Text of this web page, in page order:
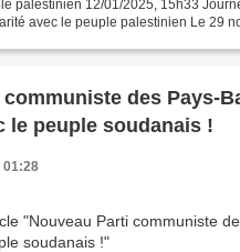
palestinien 12/01/2025, 15h33
avec le peuple palestinien Le 29
des Pays-
le peuple soudanais !
01:28